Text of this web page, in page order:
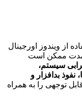
از ویندوز اورجینال
ممکن است
سیستم،
نفوذ بدافزار و
توجهی را به همراه